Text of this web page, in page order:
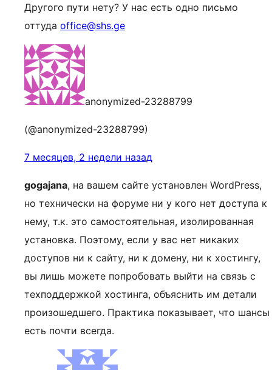
Другого пути нету? У нас есть одно письмо
оттуда office@shs.ge
anonymized-23288799
(@anonymized-23288799)
7 месяцев, 2 недели назад
gogajana, на вашем сайте установлен WordPress,
но технически на форуме ни у кого нет доступа к
нему, т.к. это самостоятельная, изолированная
установка. Поэтому, если у вас нет никаких
доступов ни к сайту, ни к домену, ни к хостингу,
вы лишь можете попробовать выйти на связь с
техподдержкой хостинга, объяснить им детали
произошедшего. Практика показывает, что шансы
есть почти всегда.